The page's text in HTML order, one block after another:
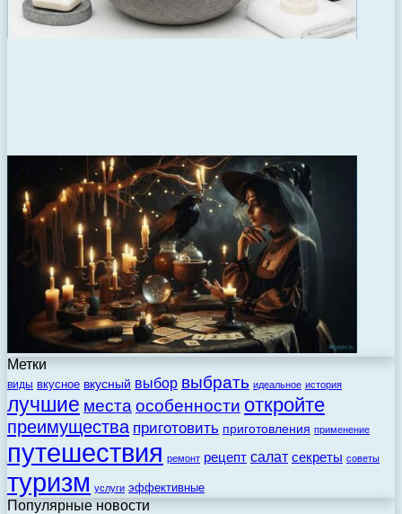
Метки
виды вкусное вкусный выбор выбрать идеальное история
лучшие места особенности откройте
преимущества приготовить приготовления применение
путешествия ремонт рецепт салат секреты советы
туризм услуги эффективные
Популярные новости